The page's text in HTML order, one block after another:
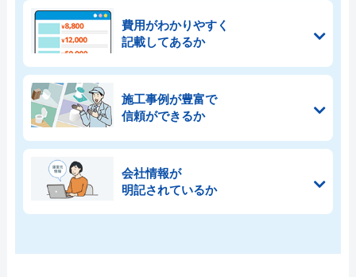
費用がわかりやすく
記載してあるか
施工事例が豊富で
信頼ができるか
会社情報が
明記されているか